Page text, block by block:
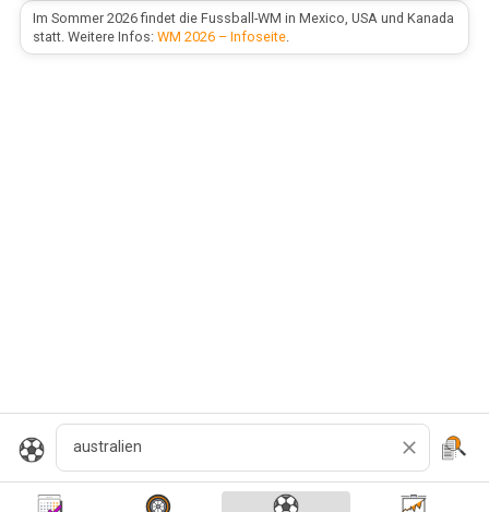
Im Sommer 2026 findet die Fussball-WM in Mexico, USA und Kanada
statt. Weitere Infos: WM 2026 – Infoseite.
Cerca